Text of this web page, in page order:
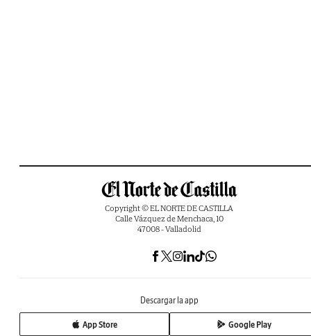
Copyright © EL NORTE DE CASTILLA
Calle Vázquez de Menchaca, 10
47008 - Valladolid
Descargar la app
App Store Google Play